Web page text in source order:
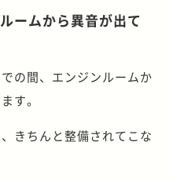
ームから異音が出て
の間、エンジンルームか
す。
きちんと整備されてこな